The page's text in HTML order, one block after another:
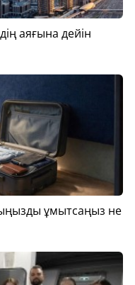
аяғына дейін
ұмытсаңыз не